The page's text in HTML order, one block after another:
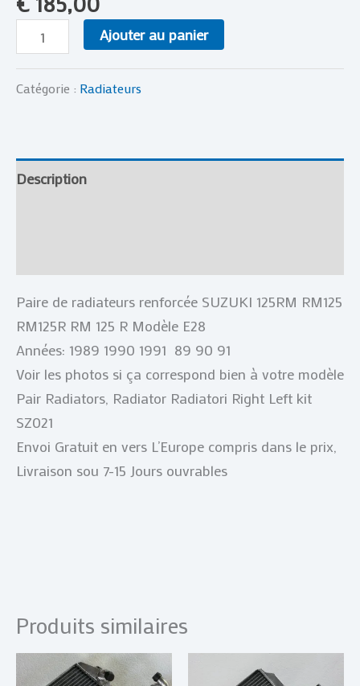
Ajouter au panier
Catégorie : Radiateurs
Description
Paire de radiateurs renforcée SUZUKI 125RM RM125
RM125R RM 125 R Modèle E28
Années: 1989 1990 1991 89 90 91
Voir les photos si ça correspond bien à votre modèle
Pair Radiators, Radiator Radiatori Right Left kit
SZ021
Envoi Gratuit en vers L’Europe compris dans le prix,
Livraison sou 7-15 Jours ouvrables
Produits similaires
Plage
de
Ce